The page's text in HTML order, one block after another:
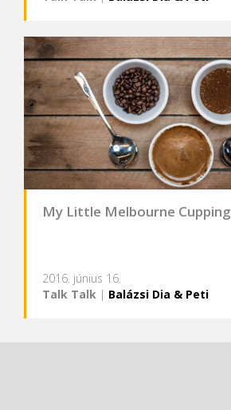
My Little Melbourne Cupping
2016. június 16.
Talk Talk | Balázsi Dia & Peti